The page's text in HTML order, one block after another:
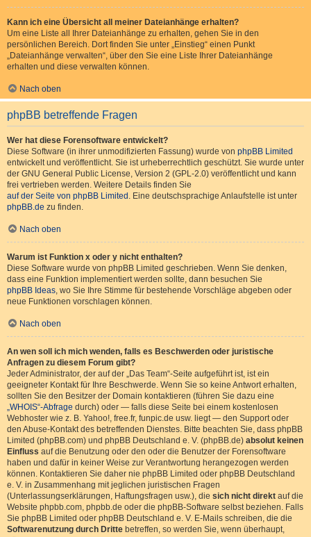
Kann ich eine Übersicht all meiner Dateianhänge erhalten?
Um eine Liste all Ihrer Dateianhänge zu erhalten, gehen Sie in den
persönlichen Bereich. Dort finden Sie unter „Einstieg“ einen Punkt
„Dateianhänge verwalten“, über den Sie eine Liste Ihrer Dateianhänge
erhalten und diese verwalten können.
Nach oben
phpBB betreffende Fragen
Wer hat diese Forensoftware entwickelt?
Diese Software (in ihrer unmodifizierten Fassung) wurde von phpBB Limited
entwickelt und veröffentlicht. Sie ist urheberrechtlich geschützt. Sie wurde unter
der GNU General Public License, Version 2 (GPL-2.0) veröffentlicht und kann
frei vertrieben werden. Weitere Details finden Sie
auf der Seite von phpBB Limited . Eine deutschsprachige Anlaufstelle ist unter
phpBB.de zu finden.
Nach oben
Warum ist Funktion x oder y nicht enthalten?
Diese Software wurde von phpBB Limited geschrieben. Wenn Sie denken,
dass eine Funktion implementiert werden sollte, dann besuchen Sie
phpBB Ideas, wo Sie Ihre Stimme für bestehende Vorschläge abgeben oder
neue Funktionen vorschlagen können.
Nach oben
An wen soll ich mich wenden, falls es Beschwerden oder juristische
Anfragen zu diesem Forum gibt?
Jeder Administrator, der auf der „Das Team“-Seite aufgeführt ist, ist ein
geeigneter Kontakt für Ihre Beschwerde. Wenn Sie so keine Antwort erhalten,
sollten Sie den Besitzer der Domain kontaktieren (führen Sie dazu eine
„WHOIS“-Abfrage durch) oder — falls diese Seite bei einem kostenlosen
Webhoster wie z. B. Yahoo!, free.fr, funpic.de usw. liegt — den Support oder
den Abuse-Kontakt des betreffenden Dienstes. Bitte beachten Sie, dass phpBB
Limited (phpBB.com) und phpBB Deutschland e. V. (phpBB.de) absolut keinen
Einfluss auf die Benutzung oder den oder die Benutzer der Forensoftware
haben und dafür in keiner Weise zur Verantwortung herangezogen werden
können. Kontaktieren Sie daher nie phpBB Limited oder phpBB Deutschland
e. V. in Zusammenhang mit jeglichen juristischen Fragen
(Unterlassungserklärungen, Haftungsfragen usw.), die sich nicht direkt auf die
Website phpbb.com, phpbb.de oder die phpBB-Software selbst beziehen. Falls
Sie phpBB Limited oder phpBB Deutschland e. V. E-Mails schreiben, die die
Softwarenutzung durch Dritte betreffen, so werden Sie, wenn überhaupt,